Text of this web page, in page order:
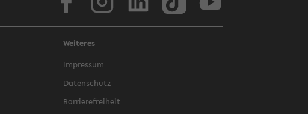
Weiteres
Impressum
Datenschutz
Barrierefreiheit